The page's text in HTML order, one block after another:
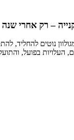
– רק אחרי שנה
בפועל,